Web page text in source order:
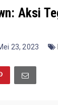
Aksi
23, 2023